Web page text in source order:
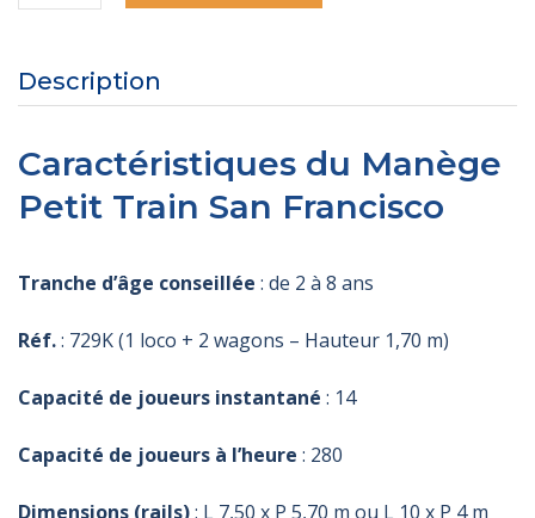
de
Petit
San
Francisco
Description
Caractéristiques du Manège
Petit Train San Francisco
Tranche d’âge conseillée : de 2 à 8 ans
Réf.: 729K (1 loco + 2 wagons – Hauteur 1,70 m)
Capacité de joueurs instantané : 14
Capacité de joueurs à l’heure : 280
Dimensions (rails): L 7,50 x P 5,70 m ou L 10 x P 4 m